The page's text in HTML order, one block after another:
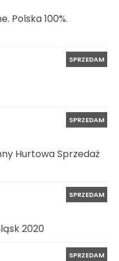
Polska 100%.
SPRZEDAM
SPRZEDAM
Hurtowa Sprzedaż
SPRZEDAM
2020
SPRZEDAM